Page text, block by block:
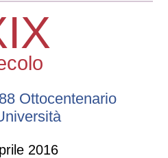
Ottocentenario
2016